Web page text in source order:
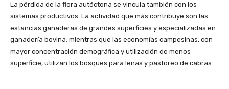
La pérdida de la flora autóctona se vincula también con los
sistemas productivos. La actividad que más contribuye son las
estancias ganaderas de grandes superficies y especializadas en
ganadería bovina; mientras que las economías campesinas, con
mayor concentración demográfica y utilización de menos
superficie, utilizan los bosques para leñas y pastoreo de cabras.